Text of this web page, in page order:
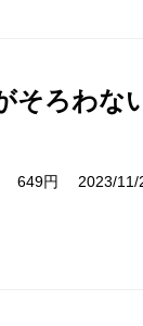
そろわな
649円 2023/11/